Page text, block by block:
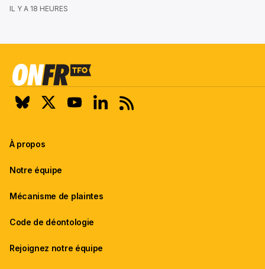
IL Y A 18 HEURES
À propos
Notre équipe
Mécanisme de plaintes
Code de déontologie
Rejoignez notre équipe